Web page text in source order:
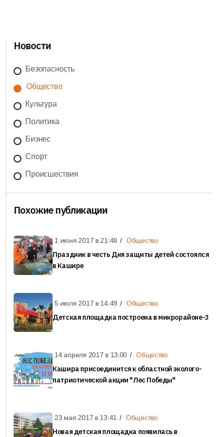
Новости
Безопасность
Общество
Культура
Политика
Бизнес
Спорт
Происшествия
Похожие публикации
1 июня 2017 в 21:48 Общество
Праздник в честь Дня защиты детей состоялся
в Кашире
5 июля 2017 в 14:49 Общество
Детская площадка построена в микрорайоне-3
14 апреля 2017 в 13:00 Общество
Кашира присоединится к областной эколого-
патриотической акции "Лес Победы"
23 мая 2017 в 13:41 Общество
Новая детская площадка появилась в